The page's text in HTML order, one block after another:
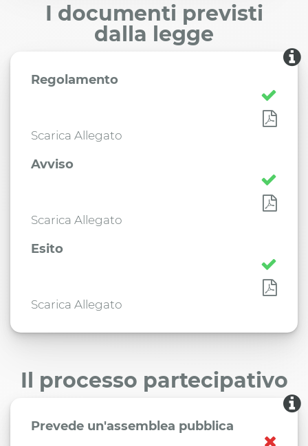
I documenti previsti
dalla legge
Regolamento
Scarica Allegato
Avviso
Scarica Allegato
Esito
Scarica Allegato
Il processo partecipativo
Prevede un'assemblea pubblica